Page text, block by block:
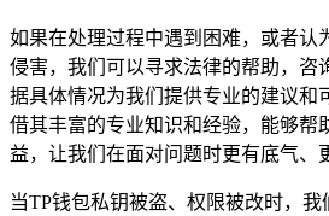
如果在处理过程中遇到困难，或者认
侵害，我们可以寻求法律的帮助，咨
据具体情况为我们提供专业的建议和
借其丰富的专业知识和经验，能够帮
益，让我们在面对问题时更有底气、
当TP钱包私钥被盗、权限被改时，